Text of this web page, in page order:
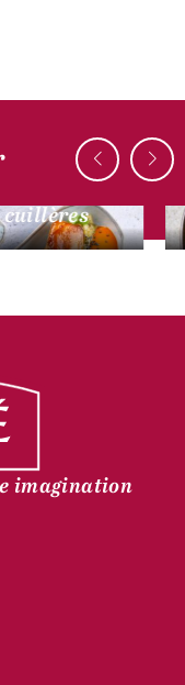
cuillères
imagination